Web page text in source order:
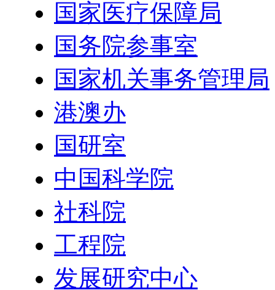
国家医疗保障局
国务院参事室
国家机关事务管理局
港澳办
国研室
中国科学院
社科院
工程院
发展研究中心